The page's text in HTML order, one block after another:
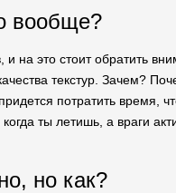
вообще?
на это стоит обратить
текстур. Зачем?
потратить время,
ты летишь, а враги
но как?